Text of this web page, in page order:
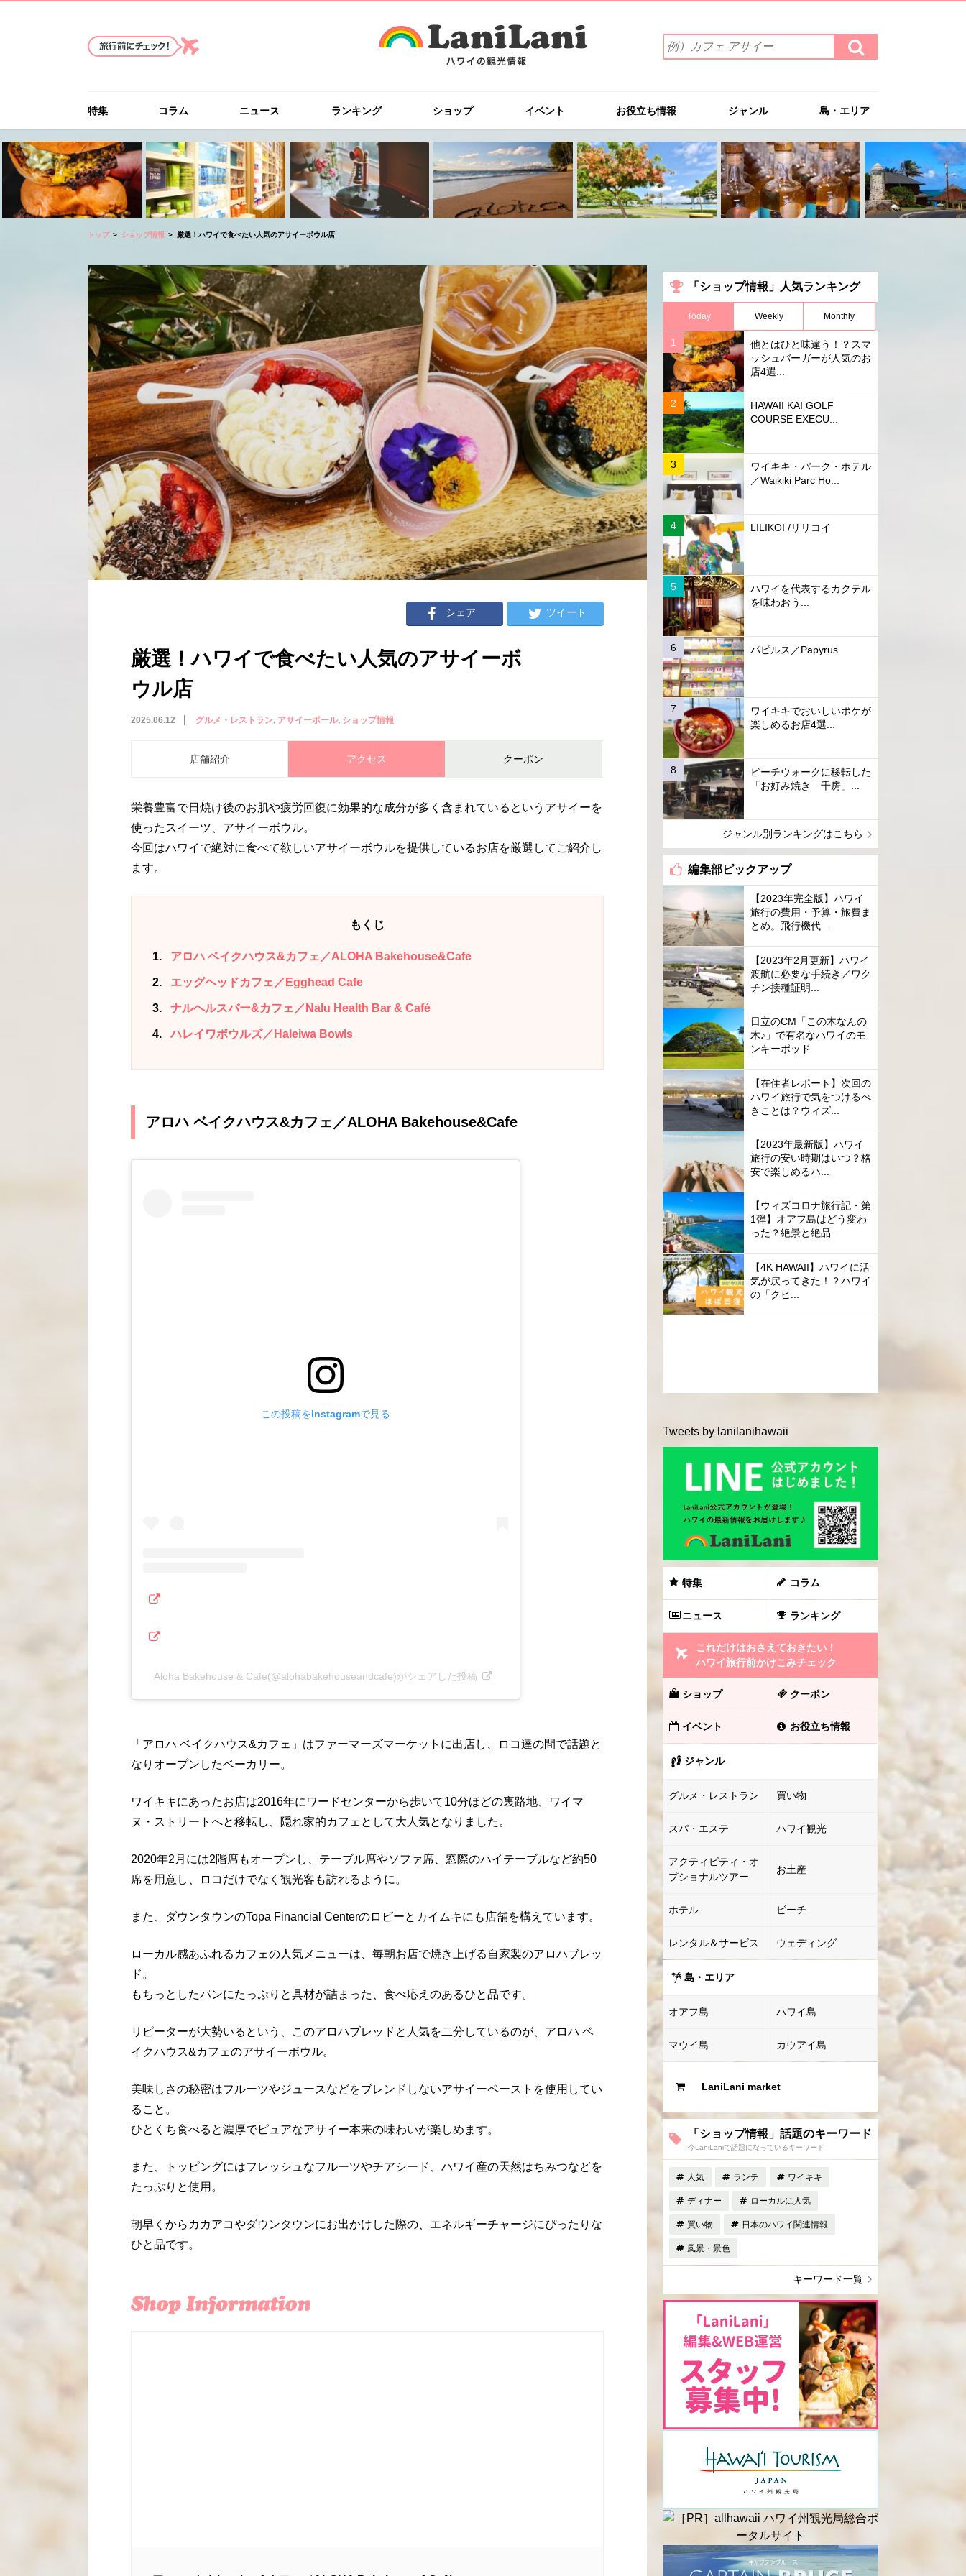
索
ワ
を
入
力
(例）
カ
フ
ェ
イ
ー
検
索
す
特集 コラム ニュース ランキング ショップ イベント お役立ち情報 ジャンル 島・エリア
トップ ショップ情報 厳選！ハワイで食べたい人気のアサイーボウル店
シェア ツイート
厳選！ハワイで食べたい人気のアサイーボ
ウル店
2025.06.12 グルメ・レストラン アサイーボール ショップ情報
店舗紹介 アクセス クーポン
栄養豊富で日焼け後のお肌や疲労回復に効果的な成分が多く含まれているというアサイーを
使ったスイーツ、アサイーボウル。
今回はハワイで絶対に食べて欲しいアサイーボウルを提供しているお店を厳選してご紹介し
ます。
もくじ
1 アロハ ベイクハウス&カフェ／ALOHA Bakehouse&Cafe
2 エッグヘッドカフェ／Egghead Cafe
3 ナルヘルスバー&カフェ／Nalu Health Bar & Café
4 ハレイワボウルズ／Haleiwa Bowls
アロハ ベイクハウス&カフェ／ALOHA Bakehouse&Cafe
この投稿をInstagramで見る
Aloha Bakehouse & Cafe(@alohabakehouseandcafe)がシェアした投稿
「アロハ ベイクハウス&カフェ」はファーマーズマーケットに出店し、ロコ達の間で話題と
なりオープンしたベーカリー。
ワイキキにあったお店は2016年にワードセンターから歩いて10分ほどの裏路地、ワイマ
ヌ・ストリートへと移転し、隠れ家的カフェとして大人気となりました。
2020年2月には2階席もオープンし、テーブル席やソファ席、窓際のハイテーブルなど約50
席を用意し、ロコだけでなく観光客も訪れるように。
また、ダウンタウンのTopa Financial Centerのロビーとカイムキにも店舗を構えています。
ローカル感あふれるカフェの人気メニューは、毎朝お店で焼き上げる自家製のアロハブレッ
ド。
もちっとしたパンにたっぷりと具材が詰まった、食べ応えのあるひと品です。
リピーターが大勢いるという、このアロハブレッドと人気を二分しているのが、アロハ ベ
イクハウス&カフェのアサイーボウル。
美味しさの秘密はフルーツやジュースなどをブレンドしないアサイーペーストを使用してい
ること。
ひとくち食べると濃厚でピュアなアサイー本来の味わいが楽しめます。
また、トッピングにはフレッシュなフルーツやチアシード、ハワイ産の天然はちみつなどを
たっぷりと使用。
朝早くからカカアコやダウンタウンにお出かけした際の、エネルギーチャージにぴったりな
ひと品です。
「ショップ情報」人気ランキング
Today Weekly Monthly
他とはひと味違う！？スマ
ッシュバーガーが人気のお
店4選...
HAWAII KAI GOLF
COURSE EXECU...
ワイキキ・パーク・ホテル
／Waikiki Parc Ho...
LILIKOI /リリコイ
ハワイを代表するカクテル
を味わおう...
パピルス／Papyrus
ワイキキでおいしいポケが
楽しめるお店4選...
ビーチウォークに移転した
「お好み焼き 千房」...
ジャンル別ランキングはこちら
編集部ピックアップ
【2023年完全版】ハワイ
旅行の費用・予算・旅費ま
とめ。飛行機代...
【2023年2月更新】ハワイ
渡航に必要な手続き／ワク
チン接種証明...
日立のCM「この木なんの
木♪」で有名なハワイのモ
ンキーポッド
【在住者レポート】次回の
ハワイ旅行で気をつけるべ
きことは？ウィズ...
【2023年最新版】ハワイ
旅行の安い時期はいつ？格
安で楽しめるハ...
【ウィズコロナ旅行記・第
1弾】オアフ島はどう変わ
った？絶景と絶品...
【4K HAWAII】ハワイに活
気が戻ってきた！？ハワイ
の「クヒ...
Tweets by lanilanihawaii
特集 コラム
ニュース ランキング
これだけはおさえておきたい！
ハワイ旅行前かけこみチェック
ショップ クーポン
イベント お役立ち情報
ジャンル
グルメ・レストラン 買い物
スパ・エステ ハワイ観光
アクティビティ・オ
プショナルツアー
お土産
ホテル ビーチ
レンタル＆サービス ウェディング
島・エリア
オアフ島 ハワイ島
マウイ島 カウアイ島
LaniLani market
「ショップ情報」話題のキーワード
今LaniLaniで話題になっているキーワード
人気 ランチ ワイキキ
ディナー ローカルに人気
買い物 日本のハワイ関連情報
風景・景色
キーワード一覧